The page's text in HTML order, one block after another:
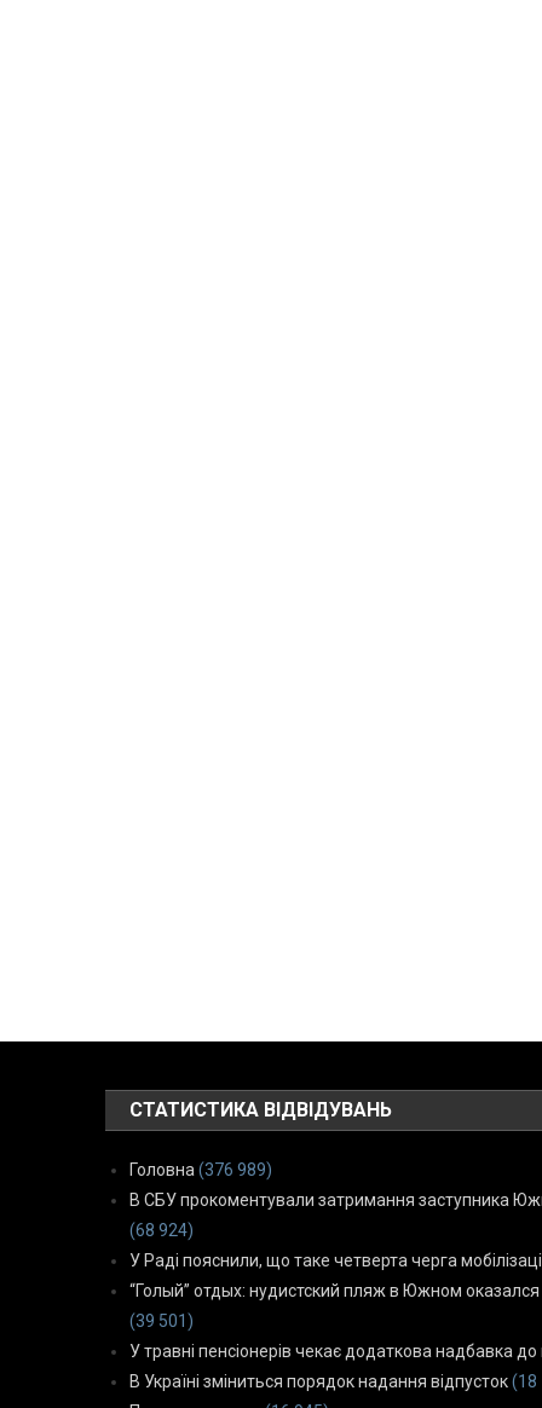
СТАТИСТИКА ВІДВІДУВАНЬ
Головна (376 989)
В СБУ прокоментували затримання заступника
(68 924)
У Раді пояснили, що таке четверта черга
“Голый” отдых: нудистский пляж в Южном
(39 501)
У травні пенсіонерів чекає додаткова надбавка до
В Україні зміниться порядок надання відпусток (18